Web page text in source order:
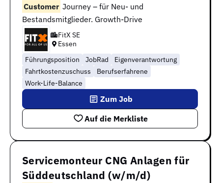
Customer Journey – für Neu- und
Bestandsmitglieder. Growth-Drive
FitX SE
Essen
Führungsposition
JobRad
Eigenverantwortung
Fahrtkostenzuschuss
Berufserfahrene
Work-Life-Balance
Auf die Merkliste
Zum Job
Servicemonteur CNG Anlagen für
Süddeutschland (w/m/d)